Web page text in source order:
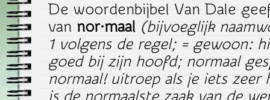
De woordenbijbel Van Dale
van nor·maal (bijvoeglijk
1 volgens de regel; = gewoon:
goed bij zijn hoofd; normaal
normaal! uitroep als je iets
is de normaalste zaak van de